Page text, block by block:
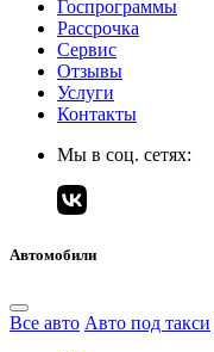
Госпрограммы
Рассрочка
Сервис
Отзывы
Услуги
Контакты
Мы в соц. сетях:
Автомобили
Все авто Авто под такси